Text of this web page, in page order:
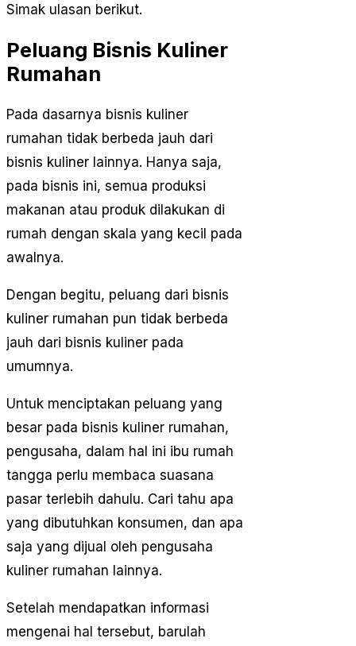
Simak ulasan berikut.
Peluang Bisnis Kuliner
Rumahan
Pada dasarnya bisnis kuliner
rumahan tidak berbeda jauh dari
bisnis kuliner lainnya. Hanya saja,
pada bisnis ini, semua produksi
makanan atau produk dilakukan di
rumah dengan skala yang kecil pada
awalnya.
Dengan begitu, peluang dari bisnis
kuliner rumahan pun tidak berbeda
jauh dari bisnis kuliner pada
umumnya.
Untuk menciptakan peluang yang
besar pada bisnis kuliner rumahan,
pengusaha, dalam hal ini ibu rumah
tangga perlu membaca suasana
pasar terlebih dahulu. Cari tahu apa
yang dibutuhkan konsumen, dan apa
saja yang dijual oleh pengusaha
kuliner rumahan lainnya.
Setelah mendapatkan informasi
mengenai hal tersebut, barulah